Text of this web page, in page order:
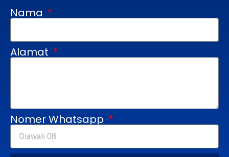
Nama
Alamat
Nomer Whatsapp